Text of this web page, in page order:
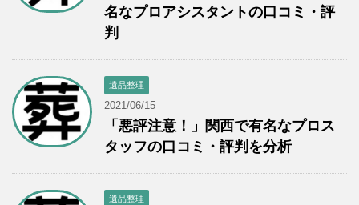
名なプロアシスタントの口コミ・評
判
遺品整理
2021/06/15
「悪評注意！」関西で有名なプロス
タッフの口コミ・評判を分析
遺品整理